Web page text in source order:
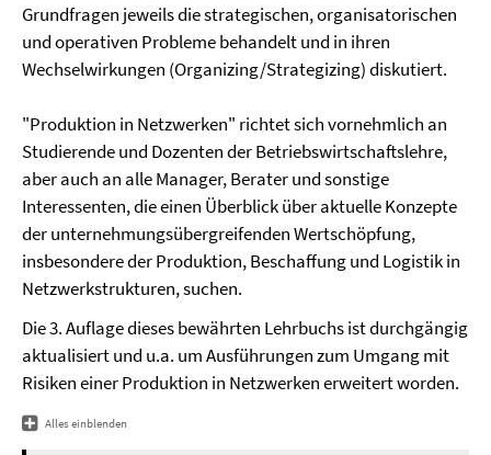
Grundfragen jeweils die strategischen, organisatorischen
und operativen Probleme behandelt und in ihren
Wechselwirkungen (Organizing/Strategizing) diskutiert.
"Produktion in Netzwerken" richtet sich vornehmlich an
Studierende und Dozenten der Betriebswirtschaftslehre,
aber auch an alle Manager, Berater und sonstige
Interessenten, die einen Überblick über aktuelle Konzepte
der unternehmungsübergreifenden Wertschöpfung,
insbesondere der Produktion, Beschaffung und Logistik in
Netzwerkstrukturen, suchen.
Die 3. Auflage dieses bewährten Lehrbuchs ist durchgängig
aktualisiert und u.a. um Ausführungen zum Umgang mit
Risiken einer Produktion in Netzwerken erweitert worden.
Alles einblenden